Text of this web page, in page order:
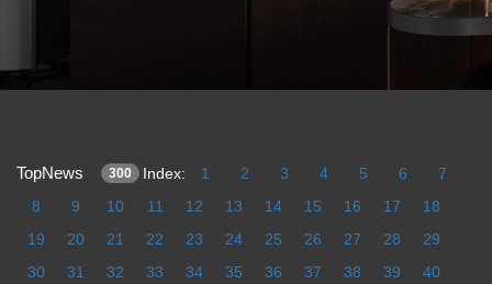
TopNews 300 Index: 1 2 3 4 5 6
7
8
9 10 11 12 13 14 15 16 17
18
19
20 21 22 23 24 25 26 27 28
29
30
31 32 33 34 35 36 37 38 39
40